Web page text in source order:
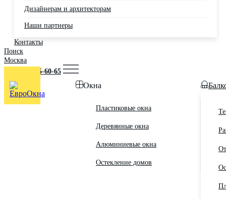
Дизайнерам и архитекторам
Наши партнеры
Контакты
Поиск
Москва
+7 (495) 725-60-65
Окна
Пластиковые окна
Деревянные окна
Алюминиевые окна
Остекление домов